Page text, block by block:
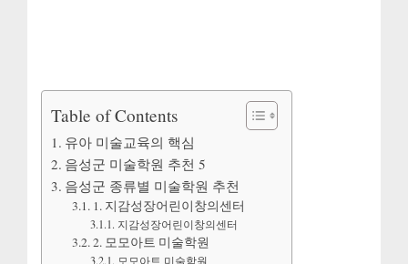
Table of Contents
유아 미술교육의 핵심
음성군 미술학원 추천 5
음성군 종류별 미술학원 추천
1. 지감성장어린이창의센터
지감성장어린이창의센터
2. 모모아트 미술학원
모모아트 미술학원